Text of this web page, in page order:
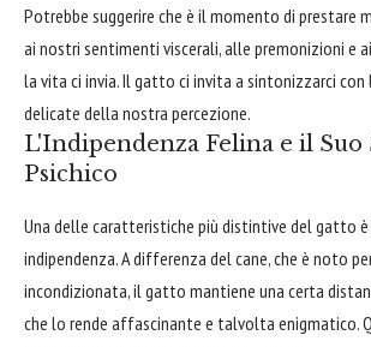
Potrebbe suggerire che è il momento di prestare
ai nostri sentimenti viscerali, alle premonizioni e
la vita ci invia. Il gatto ci invita a sintonizzarci con
delicate della nostra percezione.
L'Indipendenza Felina e il Suo
Psichico
Una delle caratteristiche più distintive del gatto è
indipendenza. A differenza del cane, che è noto
incondizionata, il gatto mantiene una certa
che lo rende affascinante e talvolta enigmatico.